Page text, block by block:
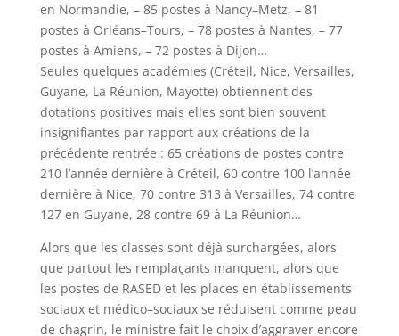
en Normandie, – 85 postes à Nancy–Metz, – 81
postes à Orléans–Tours, – 78 postes à Nantes, – 77
postes à Amiens, – 72 postes à Dijon…
Seules quelques académies (Créteil, Nice, Versailles,
Guyane, La Réunion, Mayotte) obtiennent des
dotations positives mais elles sont bien souvent
insignifiantes par rapport aux créations de la
précédente rentrée : 65 créations de postes contre
210 l’année dernière à Créteil, 60 contre 100 l’année
dernière à Nice, 70 contre 313 à Versailles, 74 contre
127 en Guyane, 28 contre 69 à La Réunion…
Alors que les classes sont déjà surchargées, alors
que partout les remplaçants manquent, alors que
les postes de RASED et les places en établissements
sociaux et médico–sociaux se réduisent comme peau
de chagrin, le ministre fait le choix d’aggraver encore